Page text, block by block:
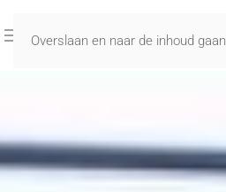
Overslaan en naar de inhoud gaan